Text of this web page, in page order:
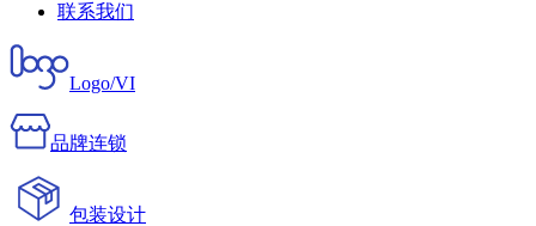
联系我们
Logo/VI
品牌连锁
包装设计